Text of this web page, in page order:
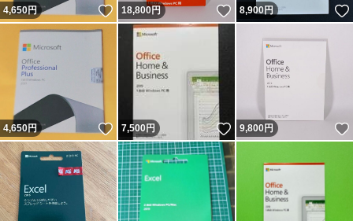
4,650円 いいね！
18,800円 いいね！
8,900円
4,650円 いいね！
7,500円 いいね！
9,800円